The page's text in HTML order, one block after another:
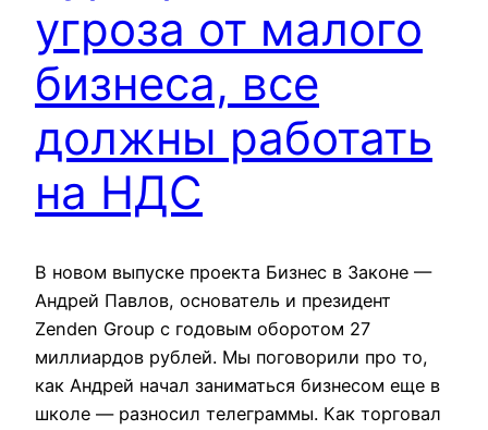
угроза от малого
бизнеса, все
должны работать
на НДС
В новом выпуске проекта Бизнес в Законе —
Андрей Павлов, основатель и президент
Zenden Group с годовым оборотом 27
миллиардов рублей. Мы поговорили про то,
как Андрей начал заниматься бизнесом еще в
школе — разносил телеграммы. Как торговал